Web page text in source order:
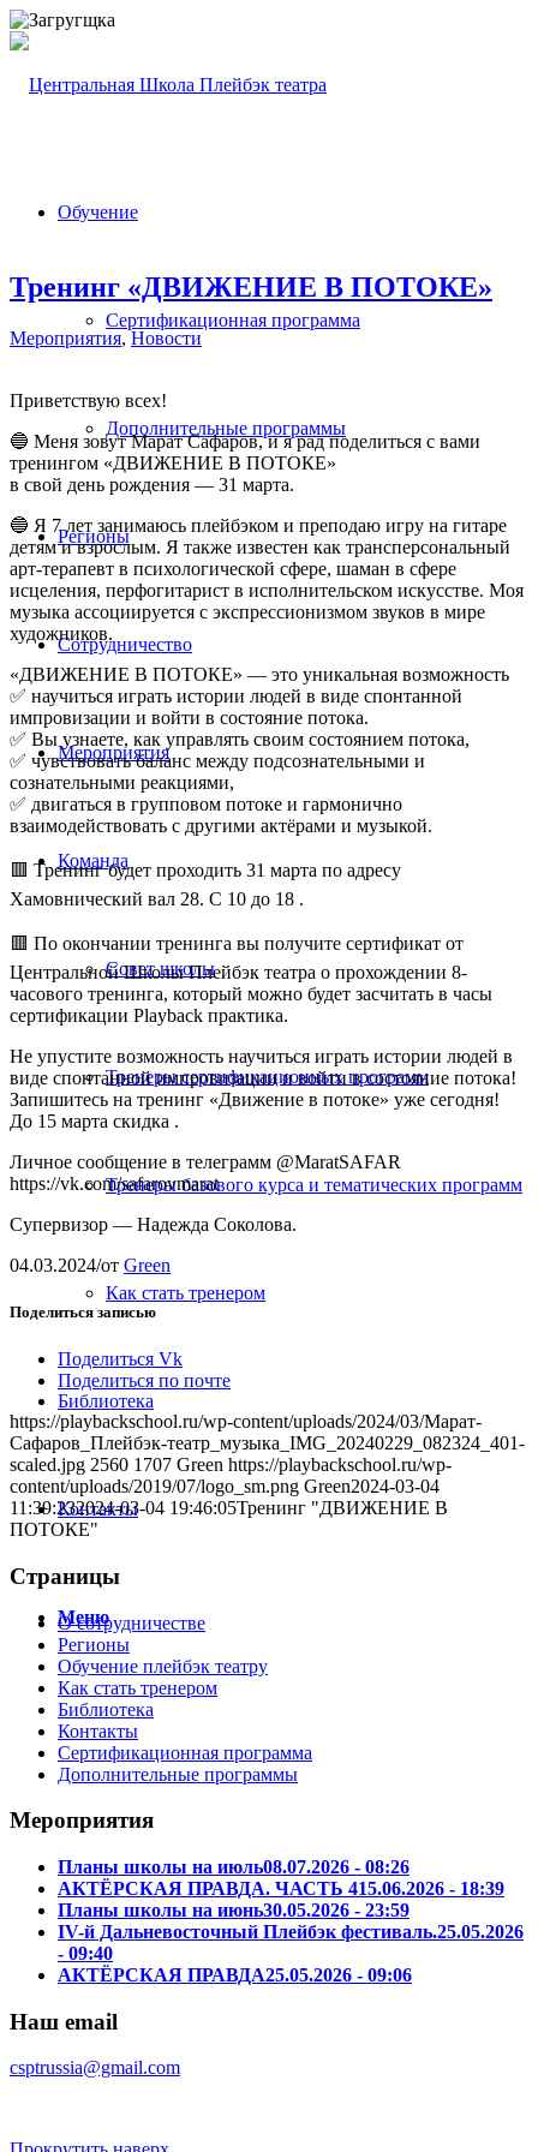
Обучение
Сертификационная программа
Дополнительные программы
Регионы
Сотрудничество
Мероприятия
Команда
Совет школы
Тренеры сертификационных программ
Тренеры базового курса и тематических программ
Как стать тренером
Библиотека
Контакты
Меню
Тренинг «ДВИЖЕНИЕ В ПОТОКЕ»
Мероприятия, Новости
Приветствую всех!
🔵 Меня зовут Марат Сафаров, и я рад поделиться с вами
тренингом «ДВИЖЕНИЕ В ПОТОКЕ»
в свой день рождения — 31 марта.
🔵 Я 7 лет занимаюсь плейбэком и преподаю игру на гитаре
детям и взрослым. Я также известен как трансперсональный
арт-терапевт в психологической сфере, шаман в сфере
исцеления, перфогитарист в исполнительском искусстве. Моя
музыка ассоциируется с экспрессионизмом звуков в мире
художников.
«ДВИЖЕНИЕ В ПОТОКЕ» — это уникальная возможность
✅ научиться играть истории людей в виде спонтанной
импровизации и войти в состояние потока.
✅ Вы узнаете, как управлять своим состоянием потока,
✅ чувствовать баланс между подсознательными и
сознательными реакциями,
✅ двигаться в групповом потоке и гармонично
взаимодействовать с другими актёрами и музыкой.
🟥 Тренинг будет проходить 31 марта по адресу
Хамовнический вал 28. С 10 до 18 .
🟥 По окончании тренинга вы получите сертификат от
Центральной Школы Плейбэк театра о прохождении 8-
часового тренинга, который можно будет засчитать в часы
сертификации Playback практика.
Не упустите возможность научиться играть истории людей в
виде спонтанной импровизации и войти в состояние потока!
Запишитесь на тренинг «Движение в потоке» уже сегодня!
До 15 марта скидка .
Личное сообщение в телеграмм @MaratSAFAR
https://vk.com/safarovmarat
Супервизор — Надежда Соколова.
04.03.2024/от Green
Поделиться записью
Поделиться Vk
Поделиться по почте
https://playbackschool.ru/wp-content/uploads/2024/03/Марат-
Сафаров_Плейбэк-театр_музыка_IMG_20240229_082324_401-
scaled.jpg 2560 1707 Green https://playbackschool.ru/wp-
content/uploads/2019/07/logo_sm.png Green2024-03-04
11:39:232024-03-04 19:46:05Тренинг "ДВИЖЕНИЕ В
ПОТОКЕ"
Страницы
О сотрудничестве
Регионы
Обучение плейбэк театру
Как стать тренером
Библиотека
Контакты
Сертификационная программа
Дополнительные программы
Мероприятия
Планы школы на июль08.07.2026 - 08:26
АКТЁРСКАЯ ПРАВДА. ЧАСТЬ 415.06.2026 - 18:39
Планы школы на июнь30.05.2026 - 23:59
IV-й Дальневосточный Плейбэк фестиваль.25.05.2026
- 09:40
АКТЁРСКАЯ ПРАВДА25.05.2026 - 09:06
Наш email
csptrussia@gmail.com